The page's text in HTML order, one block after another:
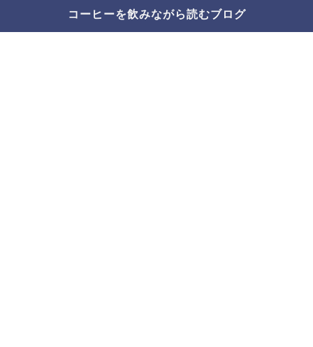
コーヒーを飲みながら読むブログ